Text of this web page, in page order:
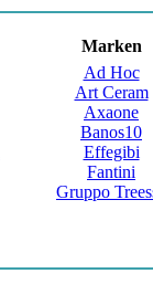
Marken
Ad Hoc
Art Ceram
Axaone
Banos10
Effegibi
Fantini
Gruppo